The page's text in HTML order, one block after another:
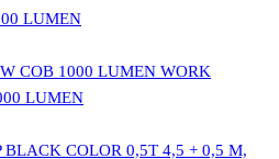
LUMEN
WORK
LUMEN